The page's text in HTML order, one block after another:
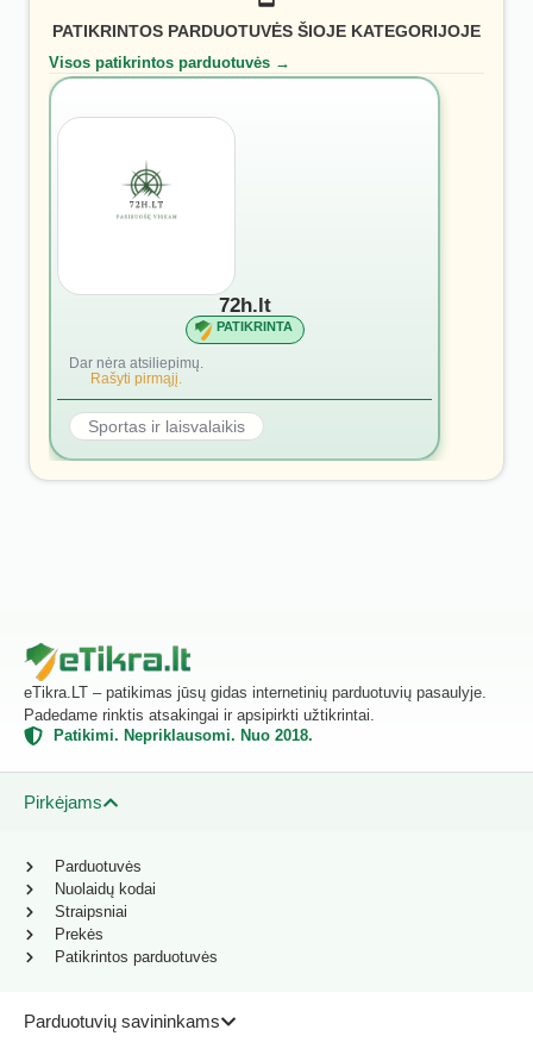
PATIKRINTOS PARDUOTUVĖS ŠIOJE KATEGORIJOJE
Visos patikrintos parduotuvės →
72h.lt
PATIKRINTA
Dar nėra atsiliepimų.
Rašyti pirmąjį.
Sportas ir laisvalaikis
eTikra.LT – patikimas jūsų gidas internetinių parduotuvių pasaulyje.
Padedame rinktis atsakingai ir apsipirkti užtikrintai.
Patikimi. Nepriklausomi. Nuo 2018.
Pirkėjams
Parduotuvių savininkams
Parduotuvės
Nuolaidų kodai
Straipsniai
Prekės
Patikrintos parduotuvės